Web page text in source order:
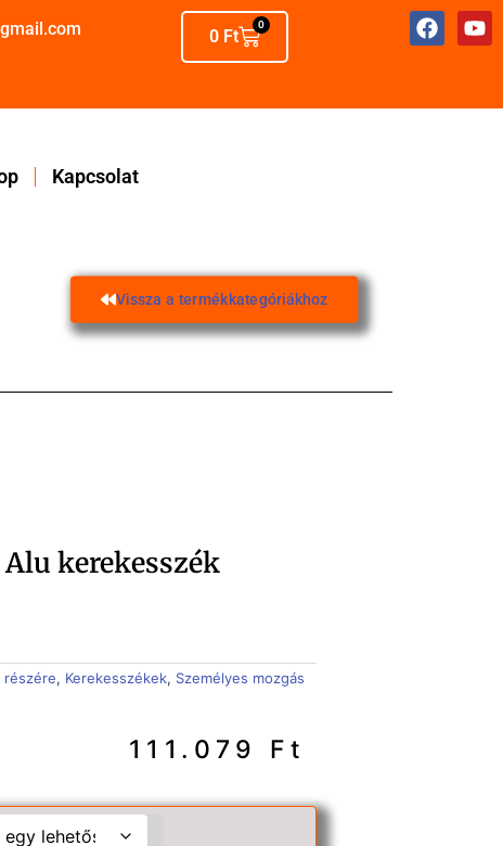
0 Ft
0
Kapcsolat
Vissza a termékkategóriákhoz
kerekesszék
részére, Kerekesszékek, Személyes mozgás
111.079 Ft